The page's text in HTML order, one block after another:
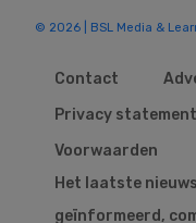
© 2026 | BSL Media &
Contact
Privacy statement
Voorwaarden
Het laatste
geïnformeerd,